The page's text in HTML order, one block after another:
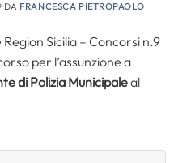
DA FRANCESCA PIETROPAOLO
Sicilia – Concorsi n.9
per l’assunzione a
di Polizia Municipaleal